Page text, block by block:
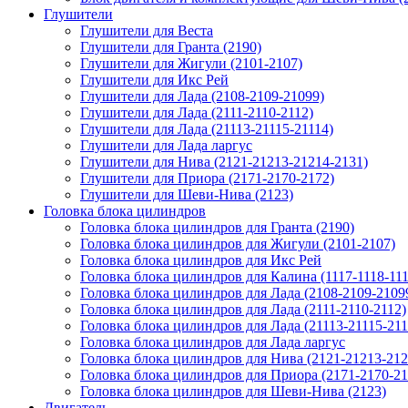
Глушители
Глушители для Веста
Глушители для Гранта (2190)
Глушители для Жигули (2101-2107)
Глушители для Икс Рей
Глушители для Лада (2108-2109-21099)
Глушители для Лада (2111-2110-2112)
Глушители для Лада (21113-21115-21114)
Глушители для Лада ларгус
Глушители для Нива (2121-21213-21214-2131)
Глушители для Приора (2171-2170-2172)
Глушители для Шеви-Нива (2123)
Головка блока цилиндров
Головка блока цилиндров для Гранта (2190)
Головка блока цилиндров для Жигули (2101-2107)
Головка блока цилиндров для Икс Рей
Головка блока цилиндров для Калина (1117-1118-
Головка блока цилиндров для Лада (2108-2109-
Головка блока цилиндров для Лада (2111-2110-2112)
Головка блока цилиндров для Лада (21113-21115-
Головка блока цилиндров для Лада ларгус
Головка блока цилиндров для Нива (2121-21213-
Головка блока цилиндров для Приора (2171-2170-
Головка блока цилиндров для Шеви-Нива (2123)